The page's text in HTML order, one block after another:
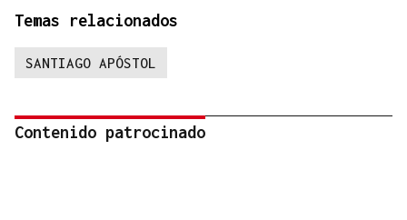
Temas relacionados
SANTIAGO APÓSTOL
Contenido patrocinado